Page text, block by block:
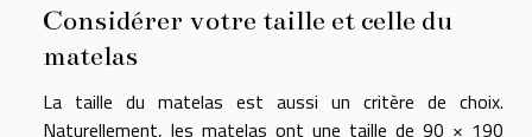
Considérer votre taille et celle du
matelas
La taille du matelas est aussi un critère de choix.
Naturellement, les matelas ont une taille de 90 × 190